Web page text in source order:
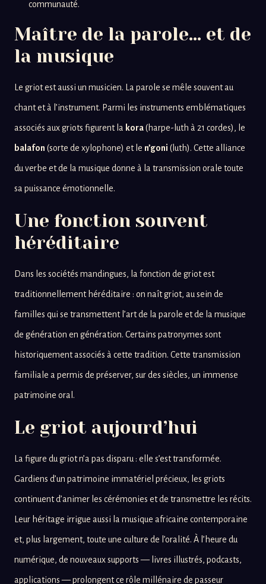
communauté.
Maître de la parole… et de
la musique
Le griot est aussi un musicien. La parole se mêle souvent au
chant et à l’instrument. Parmi les instruments emblématiques
associés aux griots figurent la kora(harpe-luth à 21 cordes), le
balafon (sorte de xylophone) et le n’goni (luth). Cette alliance
du verbe et de la musique donne à la transmission orale toute
sa puissance émotionnelle.
Une fonction souvent
héréditaire
Dans les sociétés mandingues, la fonction de griot est
traditionnellement héréditaire : on naît griot, au sein de
familles qui se transmettent l’art de la parole et de la musique
de génération en génération. Certains patronymes sont
historiquement associés à cette tradition. Cette transmission
familiale a permis de préserver, sur des siècles, un immense
patrimoine oral.
Le griot aujourd’hui
La figure du griot n’a pas disparu : elle s’est transformée.
Gardiens d’un patrimoine immatériel précieux, les griots
continuent d’animer les cérémonies et de transmettre les récits.
Leur héritage irrigue aussi la musique africaine contemporaine
et, plus largement, toute une culture de l’oralité. À l’heure du
numérique, de nouveaux supports — livres illustrés, podcasts,
applications — prolongent ce rôle millénaire de passeur